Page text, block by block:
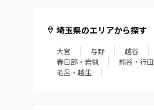
埼玉県のエリアから探す
大宮 与野 越谷
春日部・岩槻
熊谷・行田
毛呂・越生